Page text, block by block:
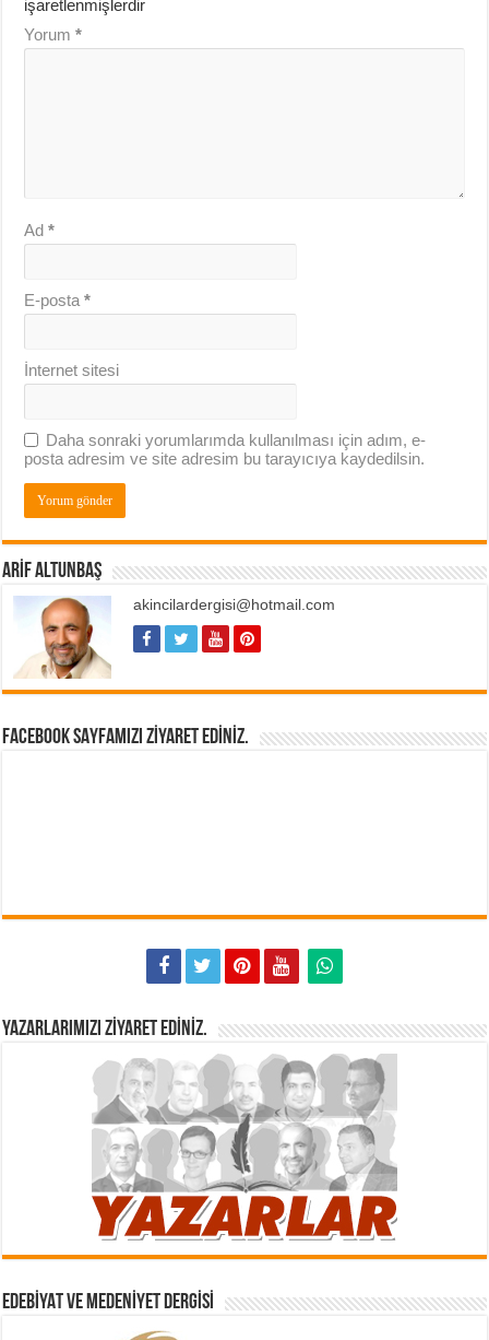
işaretlenmişlerdir
Yorum*
Ad*
E-posta*
İnternet sitesi
Daha sonraki yorumlarımda kullanılması için adım, e-
posta adresim ve site adresim bu tarayıcıya kaydedilsin.
ARIF ALTUNBAŞ
akincilardergisi@hotmail.com
FACEBOOK SAYFAMIZI ZIYARET EDINIZ.
YAZARLARIMIZI ZIYARET EDINIZ.
EDEBIYAT VE MEDENIYET DERGISI